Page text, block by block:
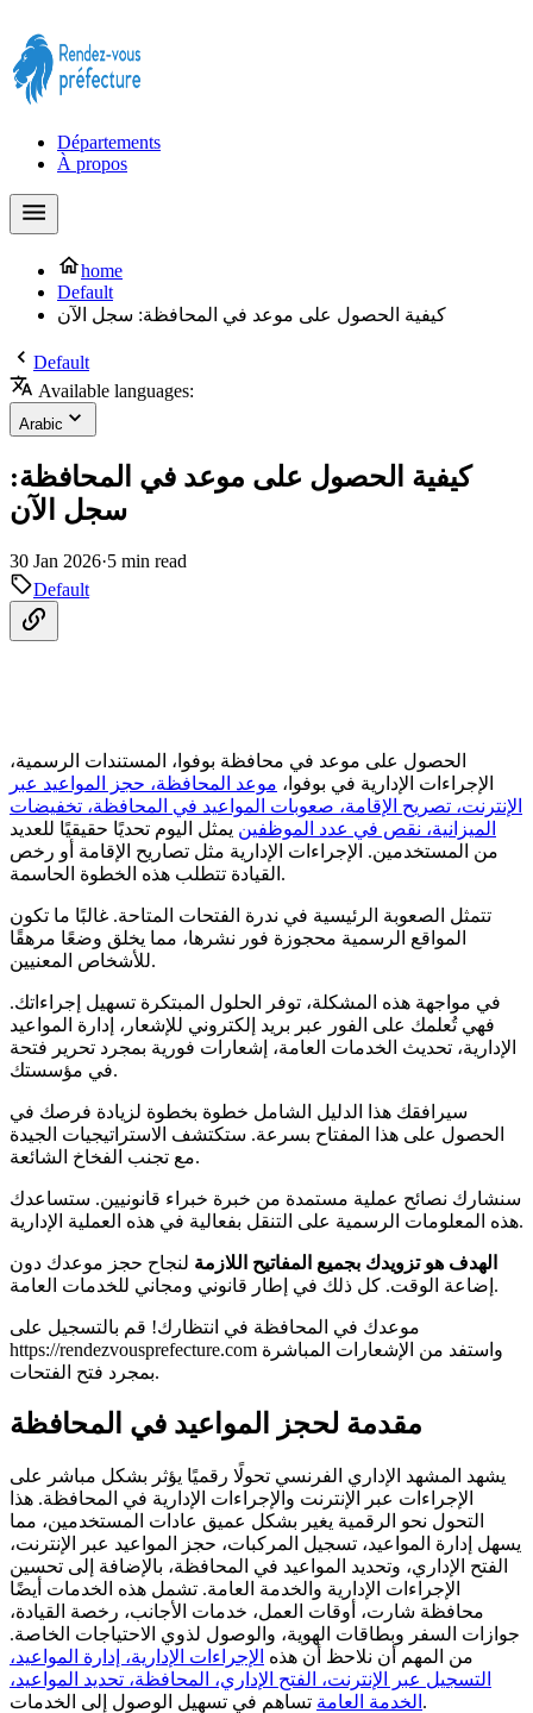
Départements
À propos
home
Default
كيفية الحصول على موعد في المحافظة: سجل الآن
Default
Available languages:
Arabic
كيفية الحصول على موعد في المحافظة:
سجل الآن
30 Jan 2026·5 min read
Default
الحصول على موعد في محافظة بوفوا، المستندات الرسمية،
الإجراءات الإدارية في بوفوا، موعد المحافظة، حجز المواعيد عبر
الإنترنت، تصريح الإقامة، صعوبات المواعيد في المحافظة، تخفيضات
الميزانية، نقص في عدد الموظفين يمثل اليوم تحديًا حقيقيًا للعديد
من المستخدمين. الإجراءات الإدارية مثل تصاريح الإقامة أو رخص
القيادة تتطلب هذه الخطوة الحاسمة.
تتمثل الصعوبة الرئيسية في ندرة الفتحات المتاحة. غالبًا ما تكون
المواقع الرسمية محجوزة فور نشرها، مما يخلق وضعًا مرهقًا
للأشخاص المعنيين.
في مواجهة هذه المشكلة، توفر الحلول المبتكرة تسهيل إجراءاتك.
فهي تُعلمك على الفور عبر بريد إلكتروني للإشعار، إدارة المواعيد
الإدارية، تحديث الخدمات العامة، إشعارات فورية بمجرد تحرير فتحة
في مؤسستك.
سيرافقك هذا الدليل الشامل خطوة بخطوة لزيادة فرصك في
الحصول على هذا المفتاح بسرعة. ستكتشف الاستراتيجيات الجيدة
مع تجنب الفخاخ الشائعة.
سنشارك نصائح عملية مستمدة من خبرة خبراء قانونيين. ستساعدك
هذه المعلومات الرسمية على التنقل بفعالية في هذه العملية الإدارية.
الهدف هو تزويدك بجميع المفاتيح اللازمة لنجاح حجز موعدك دون
إضاعة الوقت. كل ذلك في إطار قانوني ومجاني للخدمات العامة.
موعدك في المحافظة في انتظارك! قم بالتسجيل على
https://rendezvousprefecture.com واستفد من الإشعارات المباشرة
بمجرد فتح الفتحات.
مقدمة لحجز المواعيد في المحافظة
يشهد المشهد الإداري الفرنسي تحولًا رقميًا يؤثر بشكل مباشر على
الإجراءات عبر الإنترنت والإجراءات الإدارية في المحافظة. هذا
التحول نحو الرقمية يغير بشكل عميق عادات المستخدمين، مما
يسهل إدارة المواعيد، تسجيل المركبات، حجز المواعيد عبر الإنترنت،
الفتح الإداري، وتحديد المواعيد في المحافظة، بالإضافة إلى تحسين
الإجراءات الإدارية والخدمة العامة. تشمل هذه الخدمات أيضًا
محافظة شارت، أوقات العمل، خدمات الأجانب، رخصة القيادة،
جوازات السفر وبطاقات الهوية، والوصول لذوي الاحتياجات الخاصة.
من المهم أن نلاحظ أن هذه الإجراءات الإدارية، إدارة المواعيد،
التسجيل عبر الإنترنت، الفتح الإداري، المحافظة، تحديد المواعيد،
الخدمة العامة تساهم في تسهيل الوصول إلى الخدمات.